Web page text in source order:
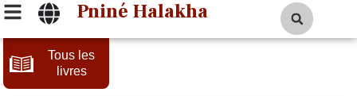
Pniné Halakha
Tous les
livres